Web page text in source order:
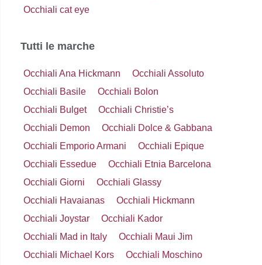
Occhiali cat eye
Tutti le marche
Occhiali Ana Hickmann
Occhiali Assoluto
Occhiali Basile
Occhiali Bolon
Occhiali Bulget
Occhiali Christie’s
Occhiali Demon
Occhiali Dolce & Gabbana
Occhiali Emporio Armani
Occhiali Epique
Occhiali Essedue
Occhiali Etnia Barcelona
Occhiali Giorni
Occhiali Glassy
Occhiali Havaianas
Occhiali Hickmann
Occhiali Joystar
Occhiali Kador
Occhiali Mad in Italy
Occhiali Maui Jim
Occhiali Michael Kors
Occhiali Moschino